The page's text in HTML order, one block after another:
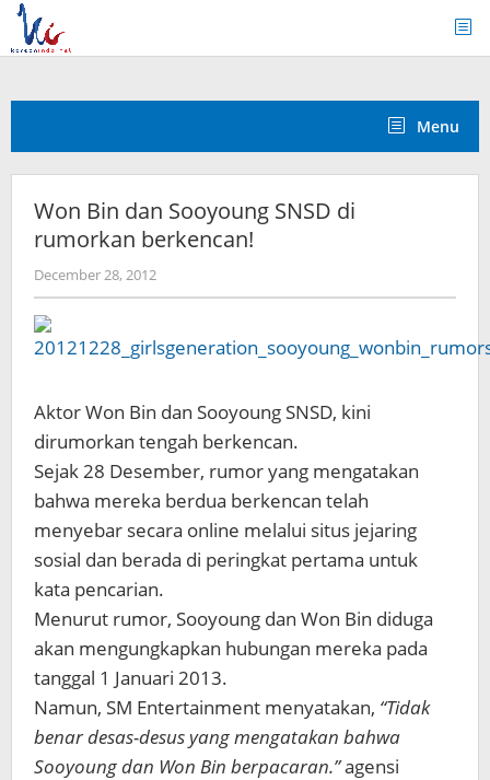
Skip
content
Menu
Won Bin dan Sooyoung SNSD di
rumorkan berkencan!
December 28, 2012by
Koreanindo
Aktor Won Bin dan Sooyoung SNSD, kini
dirumorkan tengah berkencan.
Sejak 28 Desember, rumor yang mengatakan
bahwa mereka berdua berkencan telah
menyebar secara online melalui situs jejaring
sosial dan berada di peringkat pertama untuk
kata pencarian.
Menurut rumor, Sooyoung dan Won Bin diduga
akan mengungkapkan hubungan mereka pada
tanggal 1 Januari 2013.
Namun, SM Entertainment menyatakan, “Tidak
benar desas-desus yang mengatakan bahwa
Sooyoung dan Won Bin berpacaran.”agensi